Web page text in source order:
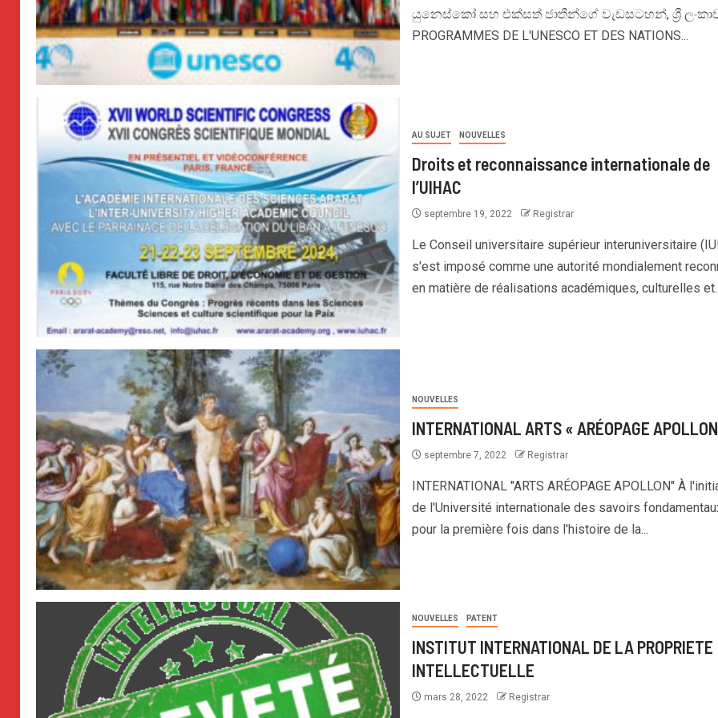
යුනෙස්කෝ සහ එක්සත් ජාතීන්ගේ වැඩසටහන්, ශ්‍රී
PROGRAMMES DE L'UNESCO ET DES NATIONS...
AU SUJET NOUVELLES
Droits et reconnaissance internationale de
l’UIHAC
septembre 19, 2022 Registrar
Le Conseil universitaire supérieur interuniversitaire
s'est imposé comme une autorité mondialement
en matière de réalisations académiques, culturelles
NOUVELLES
INTERNATIONAL ARTS « ARÉOPAGE
septembre 7, 2022 Registrar
INTERNATIONAL "ARTS ARÉOPAGE APOLLON" À
de l'Université internationale des savoirs
pour la première fois dans l'histoire de la...
NOUVELLES PATENT
INSTITUT INTERNATIONAL DE LA PROPRIETE
INTELLECTUELLE
mars 28, 2022 Registrar